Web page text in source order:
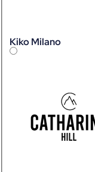
Kiko Milano